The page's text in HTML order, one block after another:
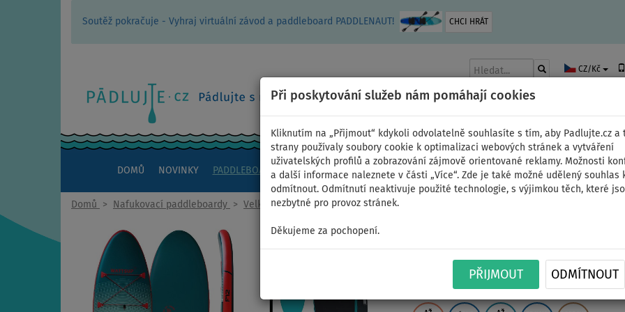
Soutěž pokračuje - Vyhraj virtuální závod a paddleboard PADDLENAUT! CHCI HRÁT
Při poskytování služeb nám pomáhají cookies
Kliknutím na „Přijmout“ kdykoli odvolatelně souhlasíte s tím, aby Padlujte.cz a
strany používaly soubory cookie k optimalizaci webových stránek a vytváření
uživatelských profilů a zobrazování zájmově orientované reklamy. Možnosti
a další informace naleznete v části „Více“. Zde je také možné udělený souhlas
odmítnout. Odmítnutí neaktivuje použité technologie, s výjimkou těch, které
nezbytné pro provoz stránek.
Děkujeme za pochopení.
PŘIJMOUT ODMÍTNOUT
CZ/Kč
DOMŮ NOVINKY PADDLEBOARDY KAJAKY ČLUNY A MOTORY PÁDLA PLACHTY OBLEČENÍ
Domů > Nafukovací paddleboardy > Velké rodinné
Paddleboard
nafukovací -